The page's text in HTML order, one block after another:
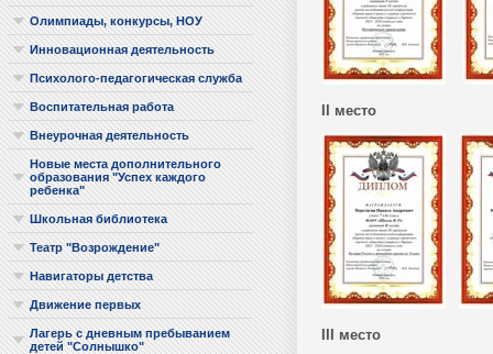
Олимпиады, конкурсы, НОУ
Инновационная деятельность
Психолого-педагогическая служба
Воспитательная работа
Внеурочная деятельность
Новые места дополнительного
образования "Успех каждого
ребенка"
Школьная библиотека
Театр "Возрождение"
Навигаторы детства
Движение первых
Лагерь с дневным пребыванием
детей "Солнышко"
II место
III место